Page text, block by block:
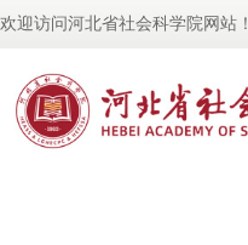
欢迎访问河北省社会科学院网站！